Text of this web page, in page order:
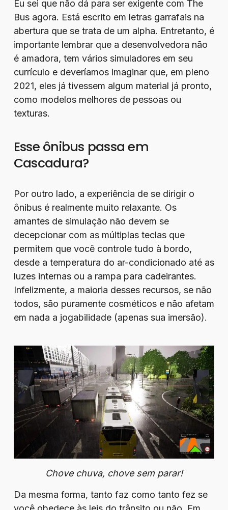
Eu sei que não dá para ser exigente com The
Bus agora. Está escrito em letras garrafais na
abertura que se trata de um alpha. Entretanto, é
importante lembrar que a desenvolvedora não
é amadora, tem vários simuladores em seu
currículo e deveríamos imaginar que, em pleno
2021, eles já tivessem algum material já pronto,
como modelos melhores de pessoas ou
texturas.
Esse ônibus passa em
Cascadura?
Por outro lado, a experiência de se dirigir o
ônibus é realmente muito relaxante. Os
amantes de simulação não devem se
decepcionar com as múltiplas teclas que
permitem que você controle tudo à bordo,
desde a temperatura do ar-condicionado até as
luzes internas ou a rampa para cadeirantes.
Infelizmente, a maioria desses recursos, se não
todos, são puramente cosméticos e não afetam
em nada a jogabilidade (apenas sua imersão).
Chove chuva, chove sem parar!
Da mesma forma, tanto faz como tanto fez se